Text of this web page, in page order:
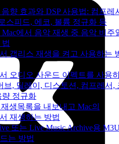
음향 효과와 DSP 사용법: 컴프레
스피드, 에코, 볼륨 정규화 등
Mac에서 음악 재생 중 음악 비주
갭리스 재생을 켜고 사용하는
오디오 사운드 이펙트를 사용
브, 딜레이, 디스토션, 컴프레서,
량 정규화
생목록을 내보내고 Mac의
재생하는 방법
또는 Live Music Archive용
는 방법